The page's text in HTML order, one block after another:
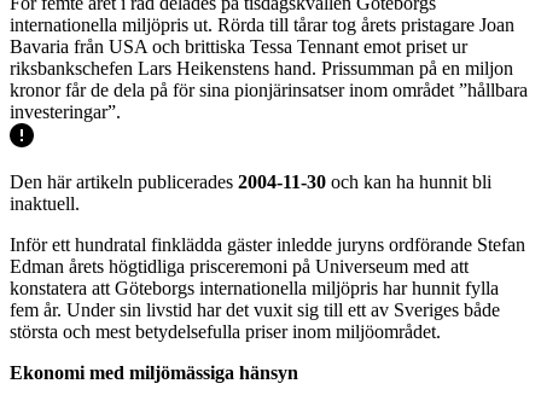
internationella miljöpris ut. Rörda till tårar tog årets pristagare Joan
Bavaria från USA och brittiska Tessa Tennant emot priset ur
riksbankschefen Lars Heikenstens hand. Prissumman på en miljon
kronor får de dela på för sina pionjärinsatser inom området ”hållbara
investeringar”.
Den här artikeln publicerades 2004-11-30 och kan ha hunnit bli
inaktuell.
Inför ett hundratal finklädda gäster inledde juryns ordförande Stefan
Edman årets högtidliga prisceremoni på Universeum med att
konstatera att Göteborgs internationella miljöpris har hunnit fylla
fem år. Under sin livstid har det vuxit sig till ett av Sveriges både
största och mest betydelsefulla priser inom miljöområdet.
Ekonomi med miljömässiga hänsyn